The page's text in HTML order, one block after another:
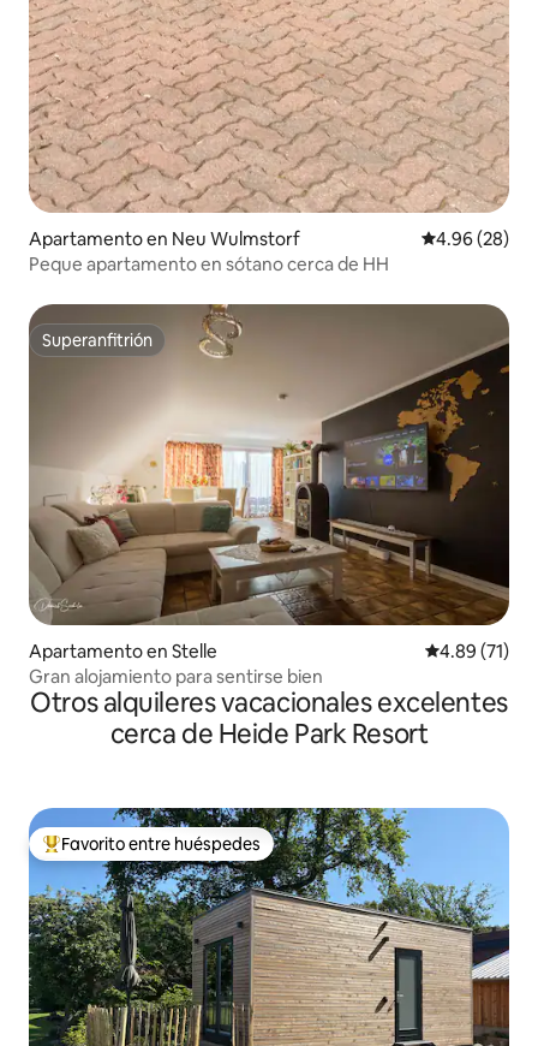
Apartamento en Neu Wulmstorf Calificación
4.96 (28)
Peque apartamento en sótano cerca de HH
Superanfitrión
Superanfitrión
Apartamento en Stelle Calificación
4.89 (71)
Gran alojamiento para sentirse bien
Otros alquileres vacacionales excelentes
cerca de Heide Park Resort
Favorito entre huéspedes preferido
Favorito entre huéspedes